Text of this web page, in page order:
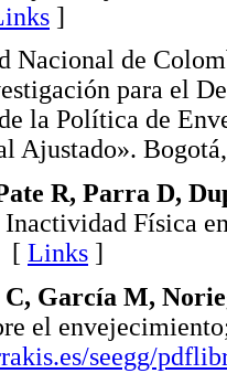
]
Nacional de
para el
la Política de
Ajustado».
R, Parra D,
Inactividad Física
[ Links ]
C, García M,
el
seegg/